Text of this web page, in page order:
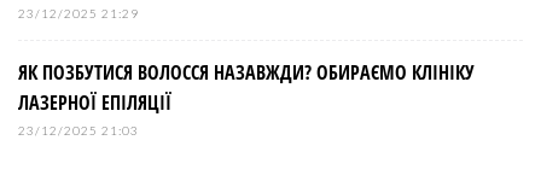
23/12/2025 21:29
ЯК ПОЗБУТИСЯ ВОЛОССЯ НАЗАВЖДИ? ОБИРАЄМО КЛІНІКУ
ЛАЗЕРНОЇ ЕПІЛЯЦІЇ
23/12/2025 21:03